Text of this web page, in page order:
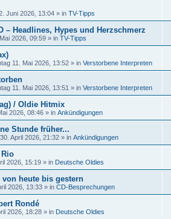
Juni 2026, 13:04 » in TV-Tipps
– Headlines, Hypes und Herzschmerz
2026, 09:59 » in TV-Tipps
11. Mai 2026, 13:52 » in Verstorbene Interpreten
11. Mai 2026, 13:51 » in Verstorbene Interpreten
/ Oldie Hitmix
2026, 08:46 » in Ankündigungen
Stunde früher...
April 2026, 21:32 » in Ankündigungen
2026, 15:19 » in Deutsche Oldies
heute bis gestern
2026, 13:33 » in CD-Besprechungen
Rondé
2026, 18:28 » in Deutsche Oldies